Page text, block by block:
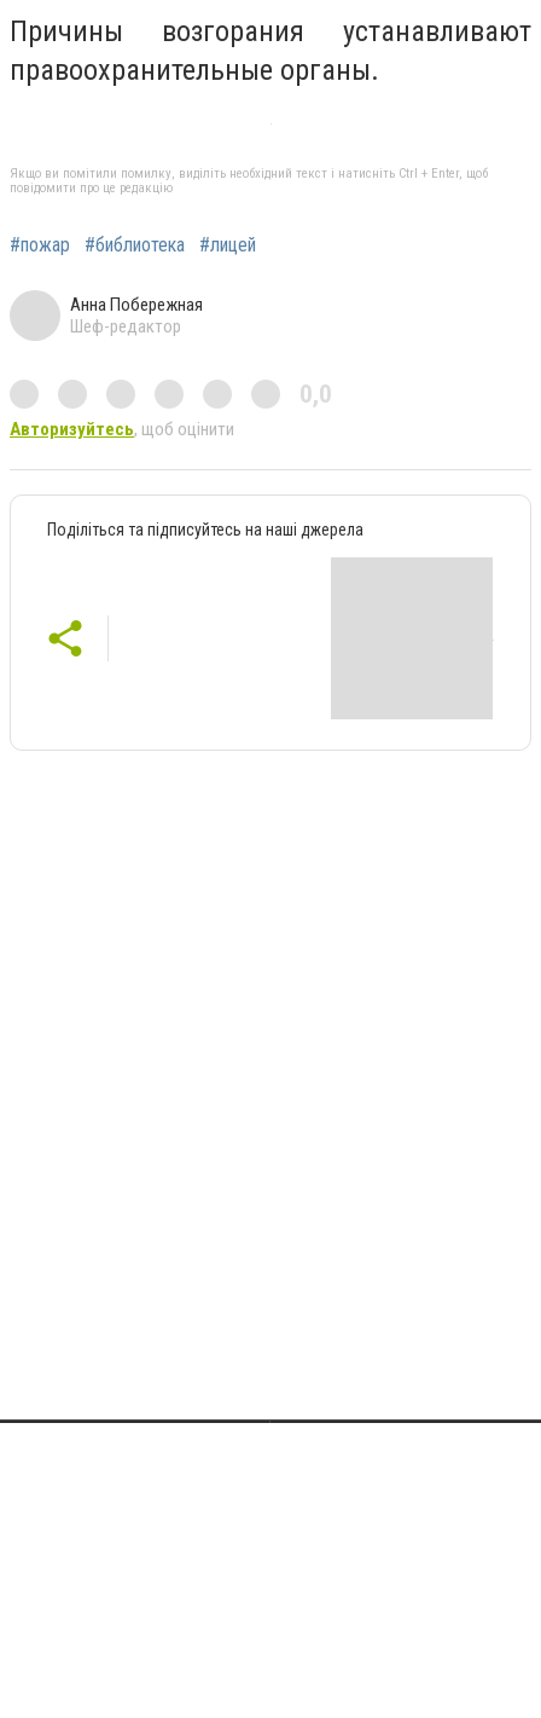
Причины возгорания устанавливают
правоохранительные органы.
Якщо ви помітили помилку, виділіть необхідний текст і натисніть Ctrl + Enter, щоб
повідомити про це редакцію
#пожар #библиотека #лицей
Анна Побережная
Шеф-редактор
0,0
Авторизуйтесь, щоб оцінити
Поділіться та підписуйтесь на наші джерела